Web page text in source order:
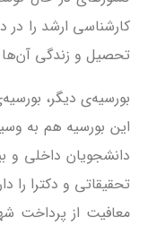
کارشناسی ارشد را در
تحصیل و زندگی آن‌ها
این بورسیه هم به
دانشجویان داخلی و
تحقیقاتی و دکترا
معافیت از پرداخت